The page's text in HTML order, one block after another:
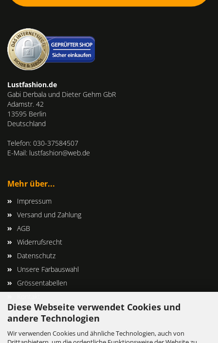
Diese Webseite verwendet Cookies und
andere Technologien
Wir verwenden Cookies und ähnliche Technologien, auch von
Lustfashion.de
Gabi Derbala und Dieter Gehm GbR
Adamstr. 42
13595 Berlin
Deutschland
Telefon: 030-37584507
E-Mail: lustfashion@web.de
Mehr über...
Impressum
Versand und Zahlung
AGB
Widerrufsrecht
Datenschutz
Unsere Farbauswahl
Grössentabellen
Cookie Einstellungen